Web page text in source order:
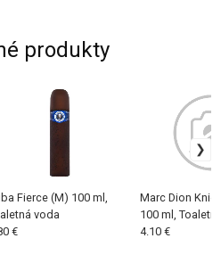
produkty
Fierce (M) 100 ml,
voda
€
Marc Dion
100 ml,
4.10 €